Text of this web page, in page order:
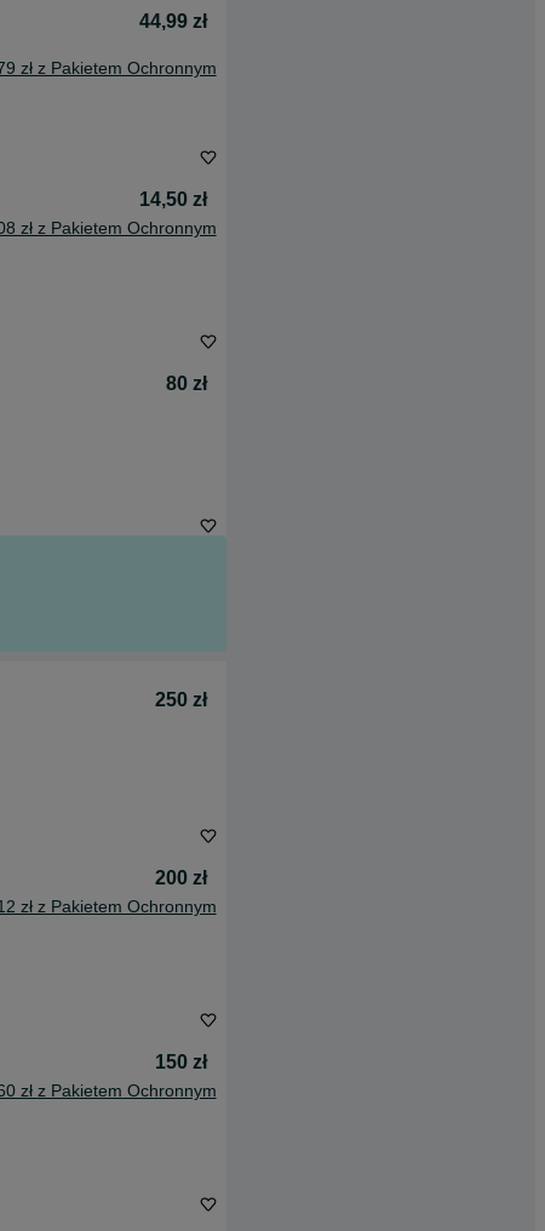
44,99 zł
zł z Pakietem Ochronnym
14,50 zł
zł z Pakietem Ochronnym
80 zł
250 zł
200 zł
zł z Pakietem Ochronnym
150 zł
zł z Pakietem Ochronnym